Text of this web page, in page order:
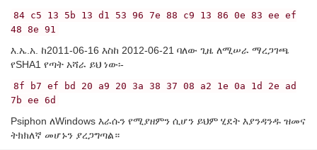
84 c5 13 5b 13 d1 53 96 7e 88 c9 13 86 0e 83 ee ef
48 8e 91
እ.ኤ.አ. ከ2011-06-16 እስከ 2012-06-21 ባለው ጊዜ ለሚሠራ ማረጋገጫ
የSHA1 የጣት አሻራ ይህ ነው፡-
8f b7 ef bd 20 a9 20 3a 38 37 08 a2 1e 0a 1d 2e ad
7b ee 6d
Psiphon ለWindows እራሱን የሚያዘምን ሲሆን ይህም ሂደት እያንዳንዱ ዝመና
ትክክለኛ መሆኑን ያረጋግጣል።